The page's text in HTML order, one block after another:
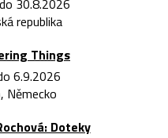
30.8.2026
republika
Things
6.9.2026
Německo
Doteky